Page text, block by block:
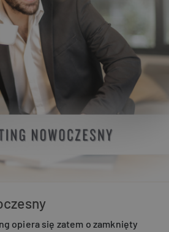
opiera się zatem o zamknięty